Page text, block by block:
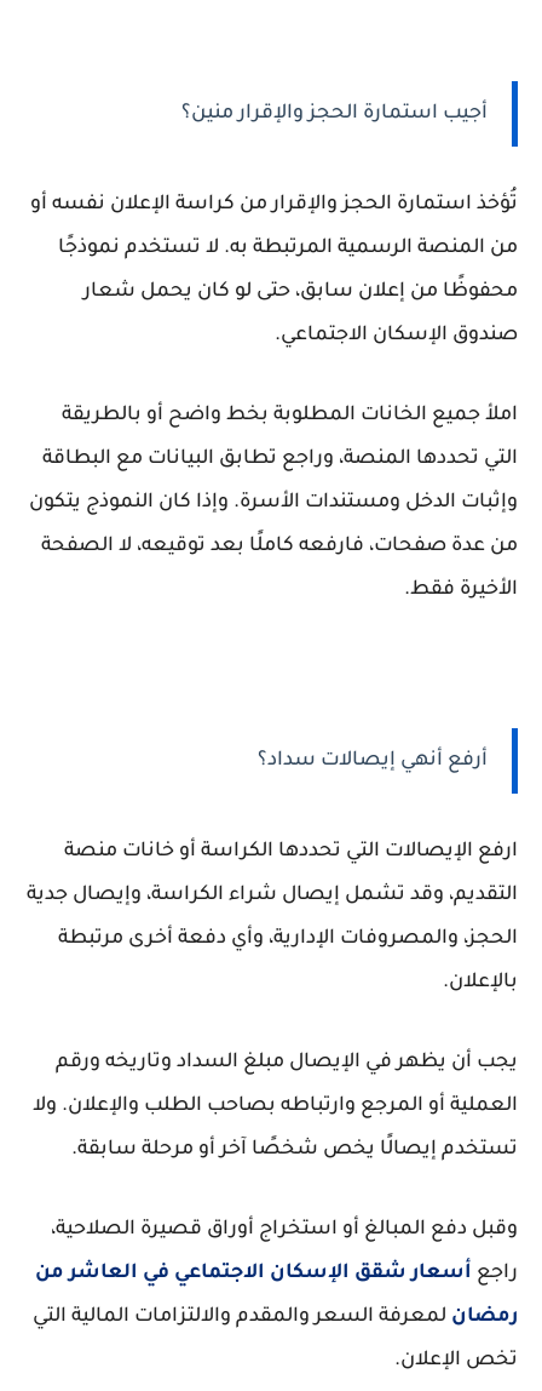
أجيب استمارة الحجز والإقرار منين؟
تُؤخذ استمارة الحجز والإقرار من كراسة الإعلان نفسه أو
من المنصة الرسمية المرتبطة به. لا تستخدم نموذجًا
محفوظًا من إعلان سابق، حتى لو كان يحمل شعار
صندوق الإسكان الاجتماعي.
املأ جميع الخانات المطلوبة بخط واضح أو بالطريقة
التي تحددها المنصة، وراجع تطابق البيانات مع البطاقة
وإثبات الدخل ومستندات الأسرة. وإذا كان النموذج يتكون
من عدة صفحات، فارفعه كاملًا بعد توقيعه، لا الصفحة
الأخيرة فقط.
أرفع أنهي إيصالات سداد؟
ارفع الإيصالات التي تحددها الكراسة أو خانات منصة
التقديم، وقد تشمل إيصال شراء الكراسة، وإيصال جدية
الحجز، والمصروفات الإدارية، وأي دفعة أخرى مرتبطة
بالإعلان.
يجب أن يظهر في الإيصال مبلغ السداد وتاريخه ورقم
العملية أو المرجع وارتباطه بصاحب الطلب والإعلان. ولا
تستخدم إيصالًا يخص شخصًا آخر أو مرحلة سابقة.
وقبل دفع المبالغ أو استخراج أوراق قصيرة الصلاحية،
راجع أسعار شقق الإسكان الاجتماعي في العاشر من
رمضان لمعرفة السعر والمقدم والالتزامات المالية التي
تخص الإعلان.